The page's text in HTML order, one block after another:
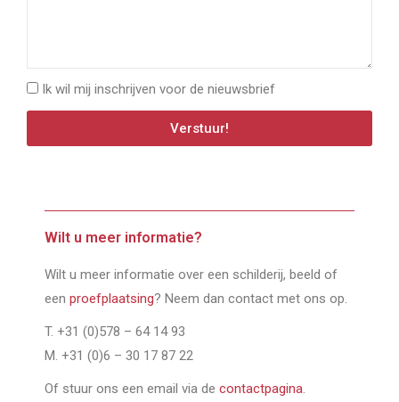
Ik wil mij inschrijven voor de nieuwsbrief
Verstuur!
Wilt u meer informatie?
Wilt u meer informatie over een schilderij, beeld of
een proefplaatsing? Neem dan contact met ons op.
T. +31 (0)578 – 64 14 93
M. +31 (0)6 – 30 17 87 22
Of stuur ons een email via de contactpagina.